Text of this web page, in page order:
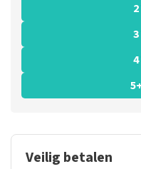
Veilig betalen